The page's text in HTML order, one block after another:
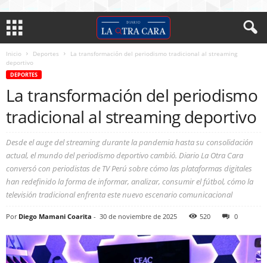
Inicio Deportes
La transformación del periodismo tradicional al streaming
deportivo
DEPORTES
La transformación del periodismo
tradicional al streaming deportivo
Desde el auge del streaming durante la pandemia hasta su consolidación
actual, el mundo del periodismo deportivo cambió. Diario La Otra Cara
conversó con periodistas de TV Perú sobre cómo las plataformas digitales
han redefinido la forma de informar, analizar, consumir el fútbol, cómo la
televisión tradicional enfrenta este nuevo escenario comunicacional
Por Diego Mamani Coarita - 30 de noviembre de 2025 520 0